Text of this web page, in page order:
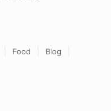
Food
Blog